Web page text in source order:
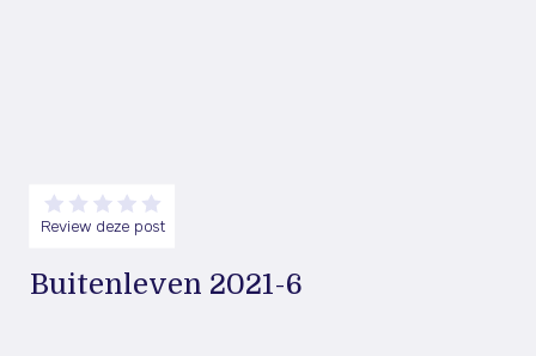
Review deze post
Buitenleven 2021-6